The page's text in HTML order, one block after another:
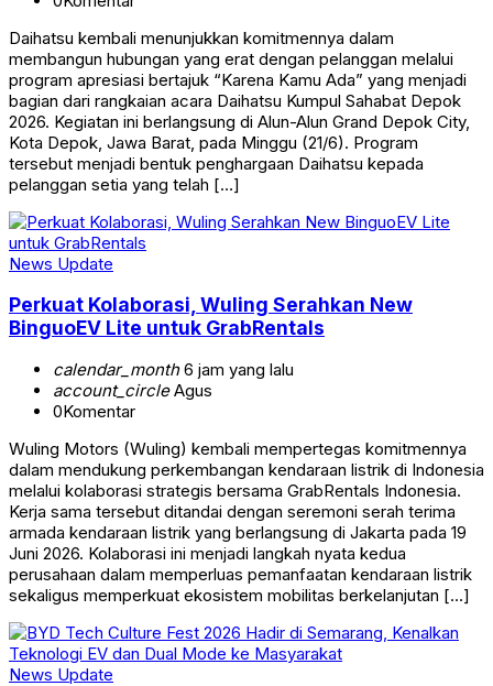
Daihatsu kembali menunjukkan komitmennya dalam
membangun hubungan yang erat dengan pelanggan melalui
program apresiasi bertajuk “Karena Kamu Ada” yang menjadi
bagian dari rangkaian acara Daihatsu Kumpul Sahabat Depok
2026. Kegiatan ini berlangsung di Alun-Alun Grand Depok City,
Kota Depok, Jawa Barat, pada Minggu (21/6). Program
tersebut menjadi bentuk penghargaan Daihatsu kepada
pelanggan setia yang telah […]
News Update
Perkuat Kolaborasi, Wuling Serahkan New
BinguoEV Lite untuk GrabRentals
calendar_month6 jam yang lalu
account_circleAgus
0Komentar
Wuling Motors (Wuling) kembali mempertegas komitmennya
dalam mendukung perkembangan kendaraan listrik di Indonesia
melalui kolaborasi strategis bersama GrabRentals Indonesia.
Kerja sama tersebut ditandai dengan seremoni serah terima
armada kendaraan listrik yang berlangsung di Jakarta pada 19
Juni 2026. Kolaborasi ini menjadi langkah nyata kedua
perusahaan dalam memperluas pemanfaatan kendaraan listrik
sekaligus memperkuat ekosistem mobilitas berkelanjutan […]
News Update